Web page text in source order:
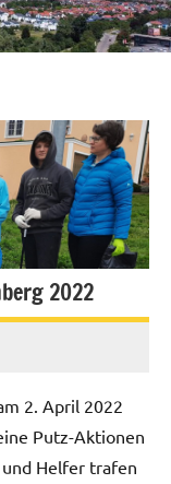
2022
2. April 2022
Putz-Aktionen
Helfer trafen